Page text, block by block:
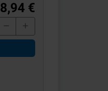
€